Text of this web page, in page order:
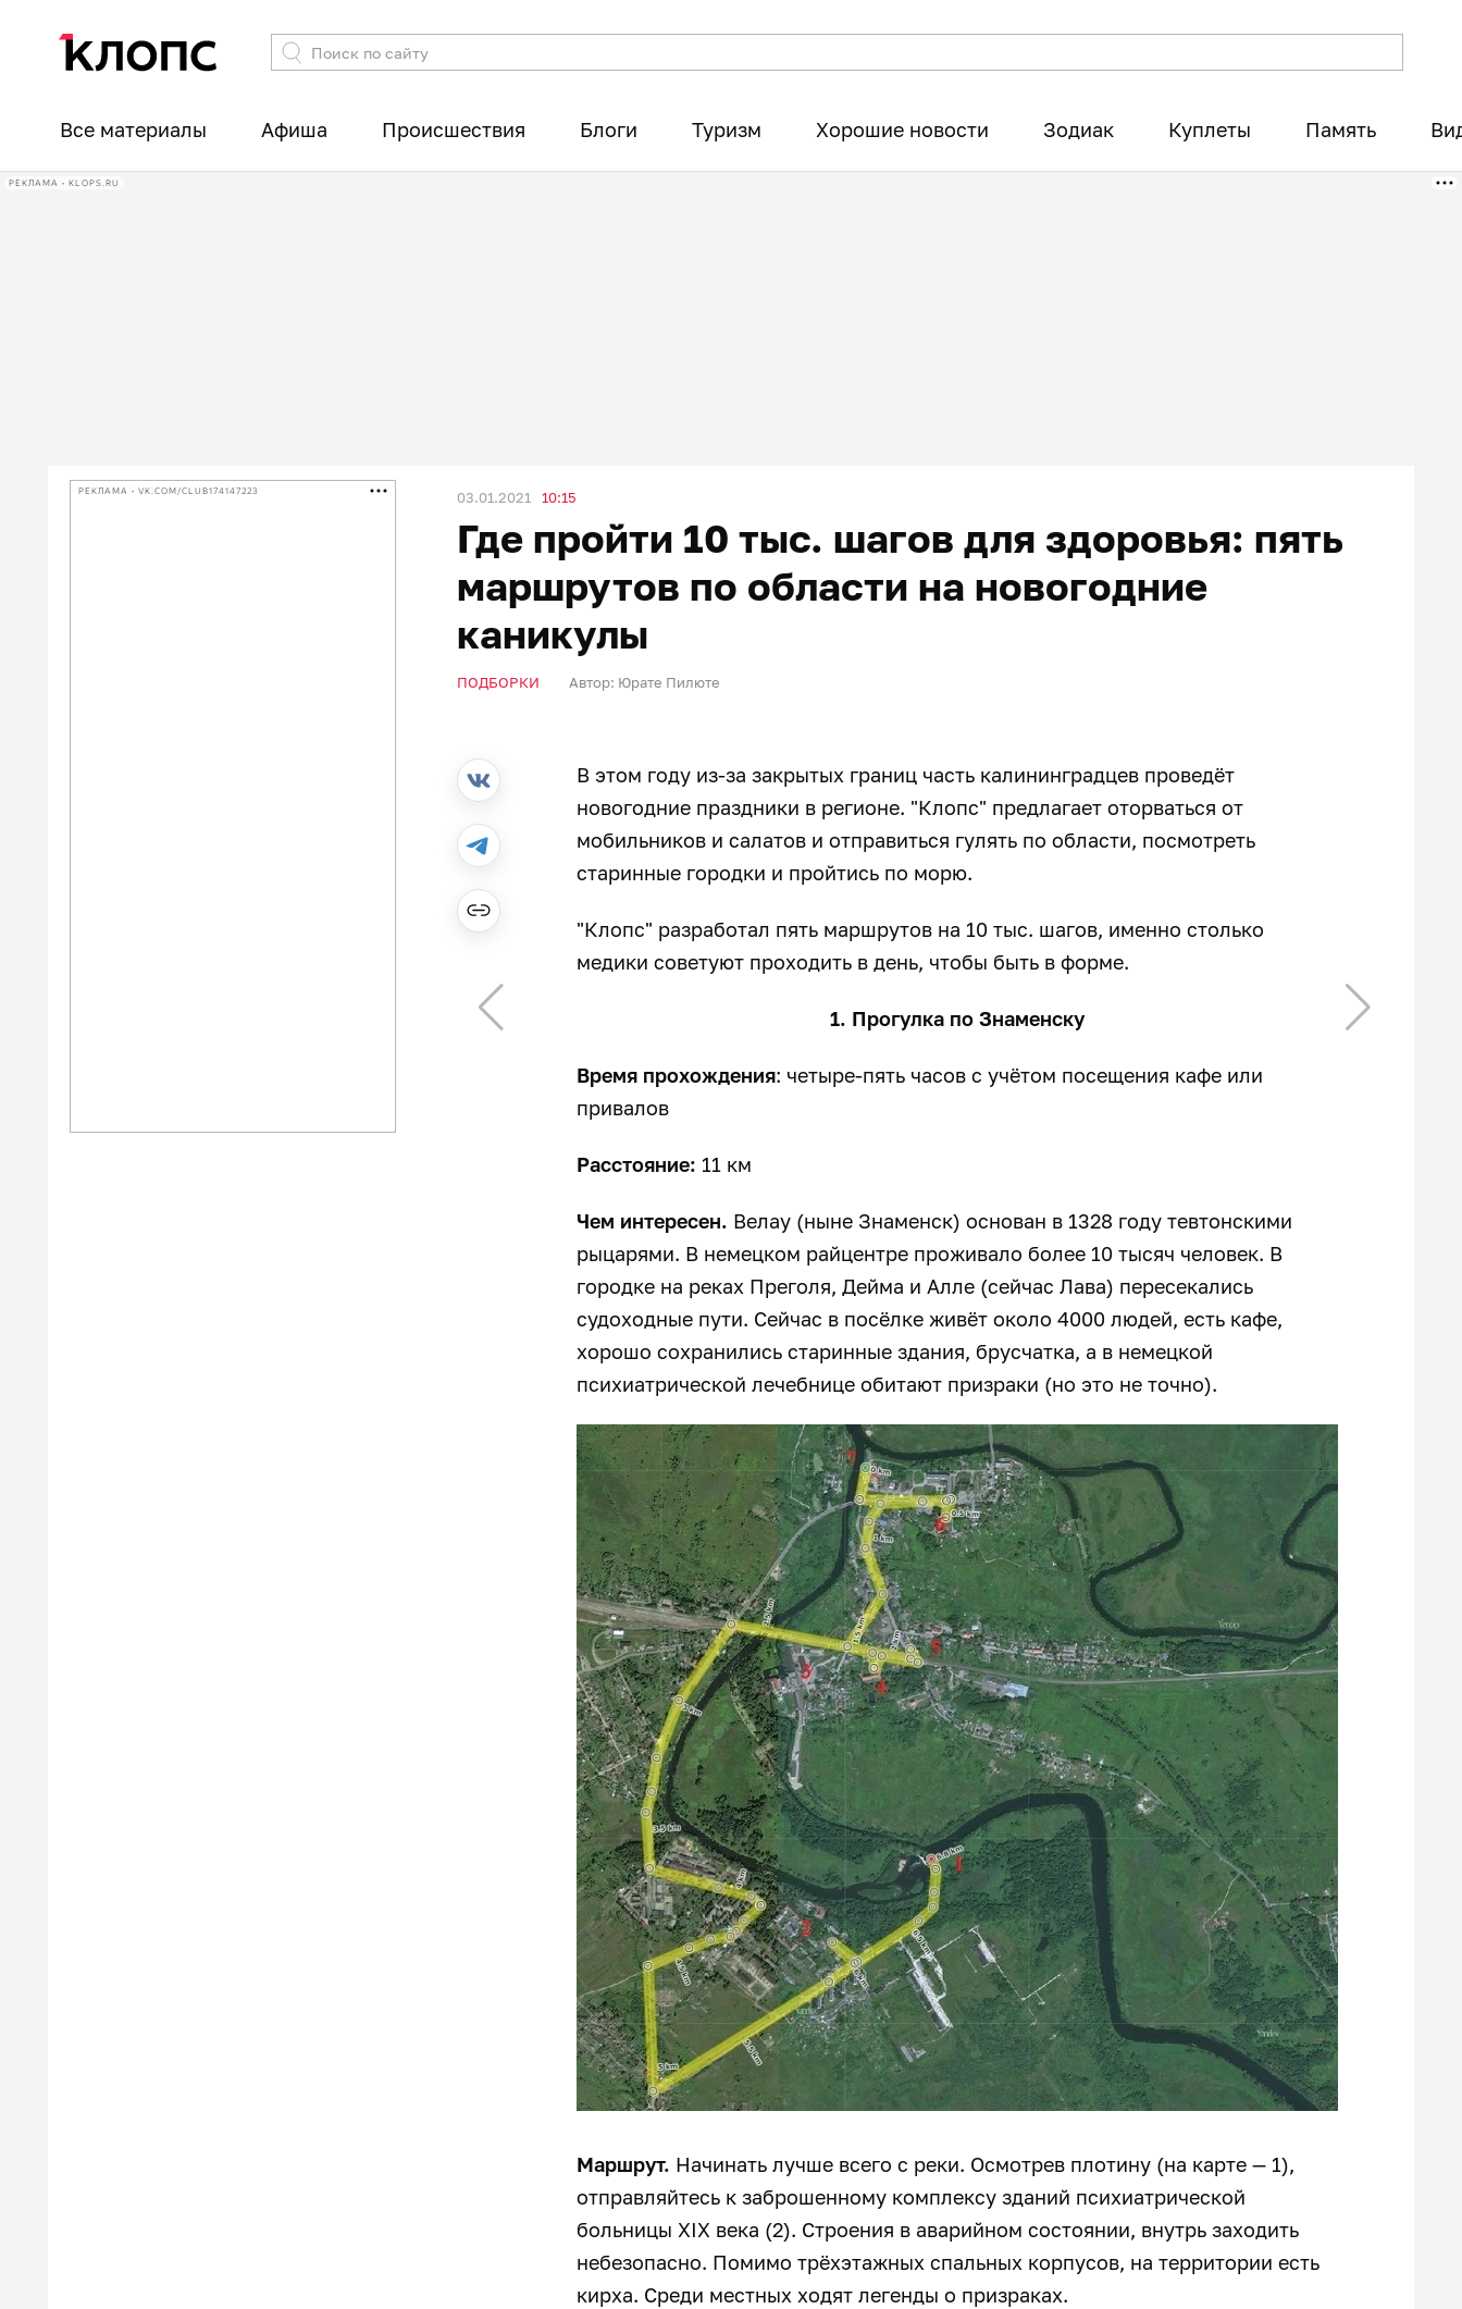
Все материалы Афиша Происшествия Блоги Туризм Хорошие новости Зодиак Куплеты Память
РЕКЛАМА • KLOPS.RU
РЕКЛАМА • VK.COM/CLUB174147223 03.01.2021 10:15
Где пройти 10 тыс. шагов для здоровья: пять
маршрутов по области на новогодние
каникулы
ПОДБОРКИ Автор: Юрате Пилюте
В этом году из-за закрытых границ часть калининградцев проведёт
новогодние праздники в регионе. "Клопс" предлагает оторваться от
мобильников и салатов и отправиться гулять по области, посмотреть
старинные городки и пройтись по морю.
"Клопс" разработал пять маршрутов на 10 тыс. шагов, именно столько
медики советуют проходить в день, чтобы быть в форме.
1. Прогулка по Знаменску
Время прохождения: четыре-пять часов с учётом посещения кафе или
привалов
Расстояние: 11 км
Чем интересен. Велау (ныне Знаменск) основан в 1328 году тевтонскими
рыцарями. В немецком райцентре проживало более 10 тысяч человек. В
городке на реках Преголя, Дейма и Алле (сейчас Лава) пересекались
судоходные пути. Сейчас в посёлке живёт около 4000 людей, есть кафе,
хорошо сохранились старинные здания, брусчатка, а в немецкой
психиатрической лечебнице обитают призраки (но это не точно).
Маршрут. Начинать лучше всего с реки. Осмотрев плотину (на карте — 1),
отправляйтесь к заброшенному комплексу зданий психиатрической
больницы XIX века (2). Строения в аварийном состоянии, внутрь заходить
небезопасно. Помимо трёхэтажных спальных корпусов, на территории есть
кирха. Среди местных ходят легенды о призраках.